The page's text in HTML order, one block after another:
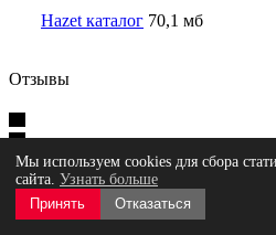
Hazet каталог 70,1 мб
Отзывы
Мы используем cookies для сбора
сайта. Узнать больше
Принять
Отказаться